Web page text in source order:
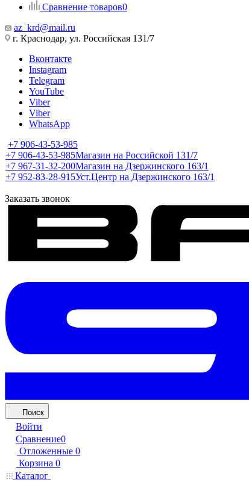
Сравнение товаров0
az_krd@mail.ru
г. Краснодар, ул. Российская 131/7
Вконтакте
Instagram
Telegram
YouTube
Viber
Viber
WhatsApp
+7 906-43-53-985
+7 906-43-53-985Магазин на Российской 131/7
+7 967-31-32-200Магазин на Дзержинского 163/1
+7 952-83-28-915Уст.Центр на Дзержинского 163/1
Заказать звонок
Поиск
Войти
Сравнение0
Отложенные 0
Корзина 0
Каталог